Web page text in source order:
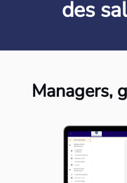
des
Managers,